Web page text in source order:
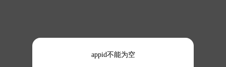
appid不能为空